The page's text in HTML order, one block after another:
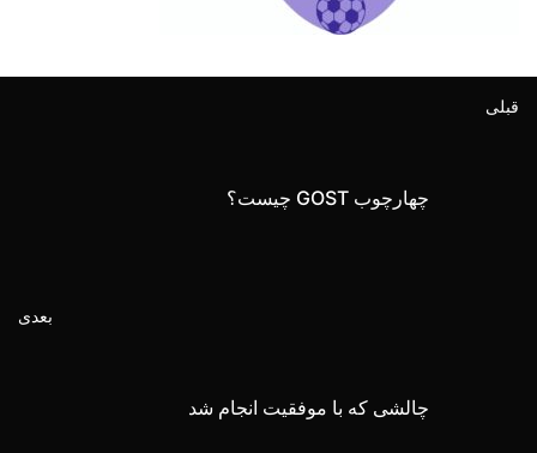
قبلی
چهارچوب GOST چیست؟
بعدی
چالشی که با موفقیت انجام شد